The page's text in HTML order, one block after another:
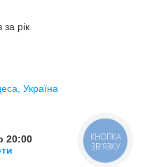
за рік
Україна
20:00
КНОПКА
ЗВ'ЯЗКУ